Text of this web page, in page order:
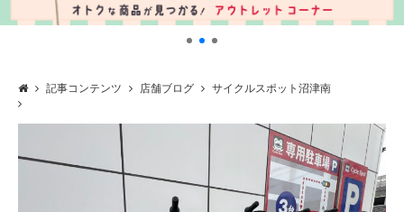
サービスのご案内
記事コンテンツ 店舗ブログ サイクルスポット沼津南